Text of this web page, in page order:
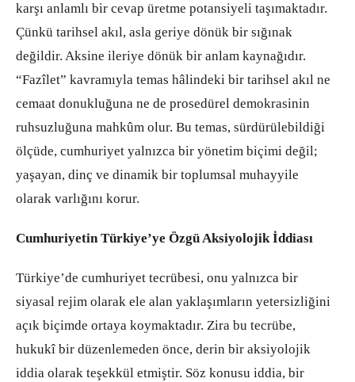
karşı anlamlı bir cevap üretme potansiyeli taşımaktadır.
Çünkü tarihsel akıl, asla geriye dönük bir sığınak
değildir. Aksine ileriye dönük bir anlam kaynağıdır.
“Fazîlet” kavramıyla temas hâlindeki bir tarihsel akıl ne
cemaat donukluğuna ne de prosedürel demokrasinin
ruhsuzluğuna mahkûm olur. Bu temas, sürdürülebildiği
ölçüde, cumhuriyet yalnızca bir yönetim biçimi değil;
yaşayan, dinç ve dinamik bir toplumsal muhayyile
olarak varlığını korur.
Cumhuriyetin Türkiye’ye Özgü Aksiyolojik İddiası
Türkiye’de cumhuriyet tecrübesi, onu yalnızca bir
siyasal rejim olarak ele alan yaklaşımların yetersizliğini
açık biçimde ortaya koymaktadır. Zira bu tecrübe,
hukukî bir düzenlemeden önce, derin bir aksiyolojik
iddia olarak teşekkül etmiştir. Söz konusu iddia, bir